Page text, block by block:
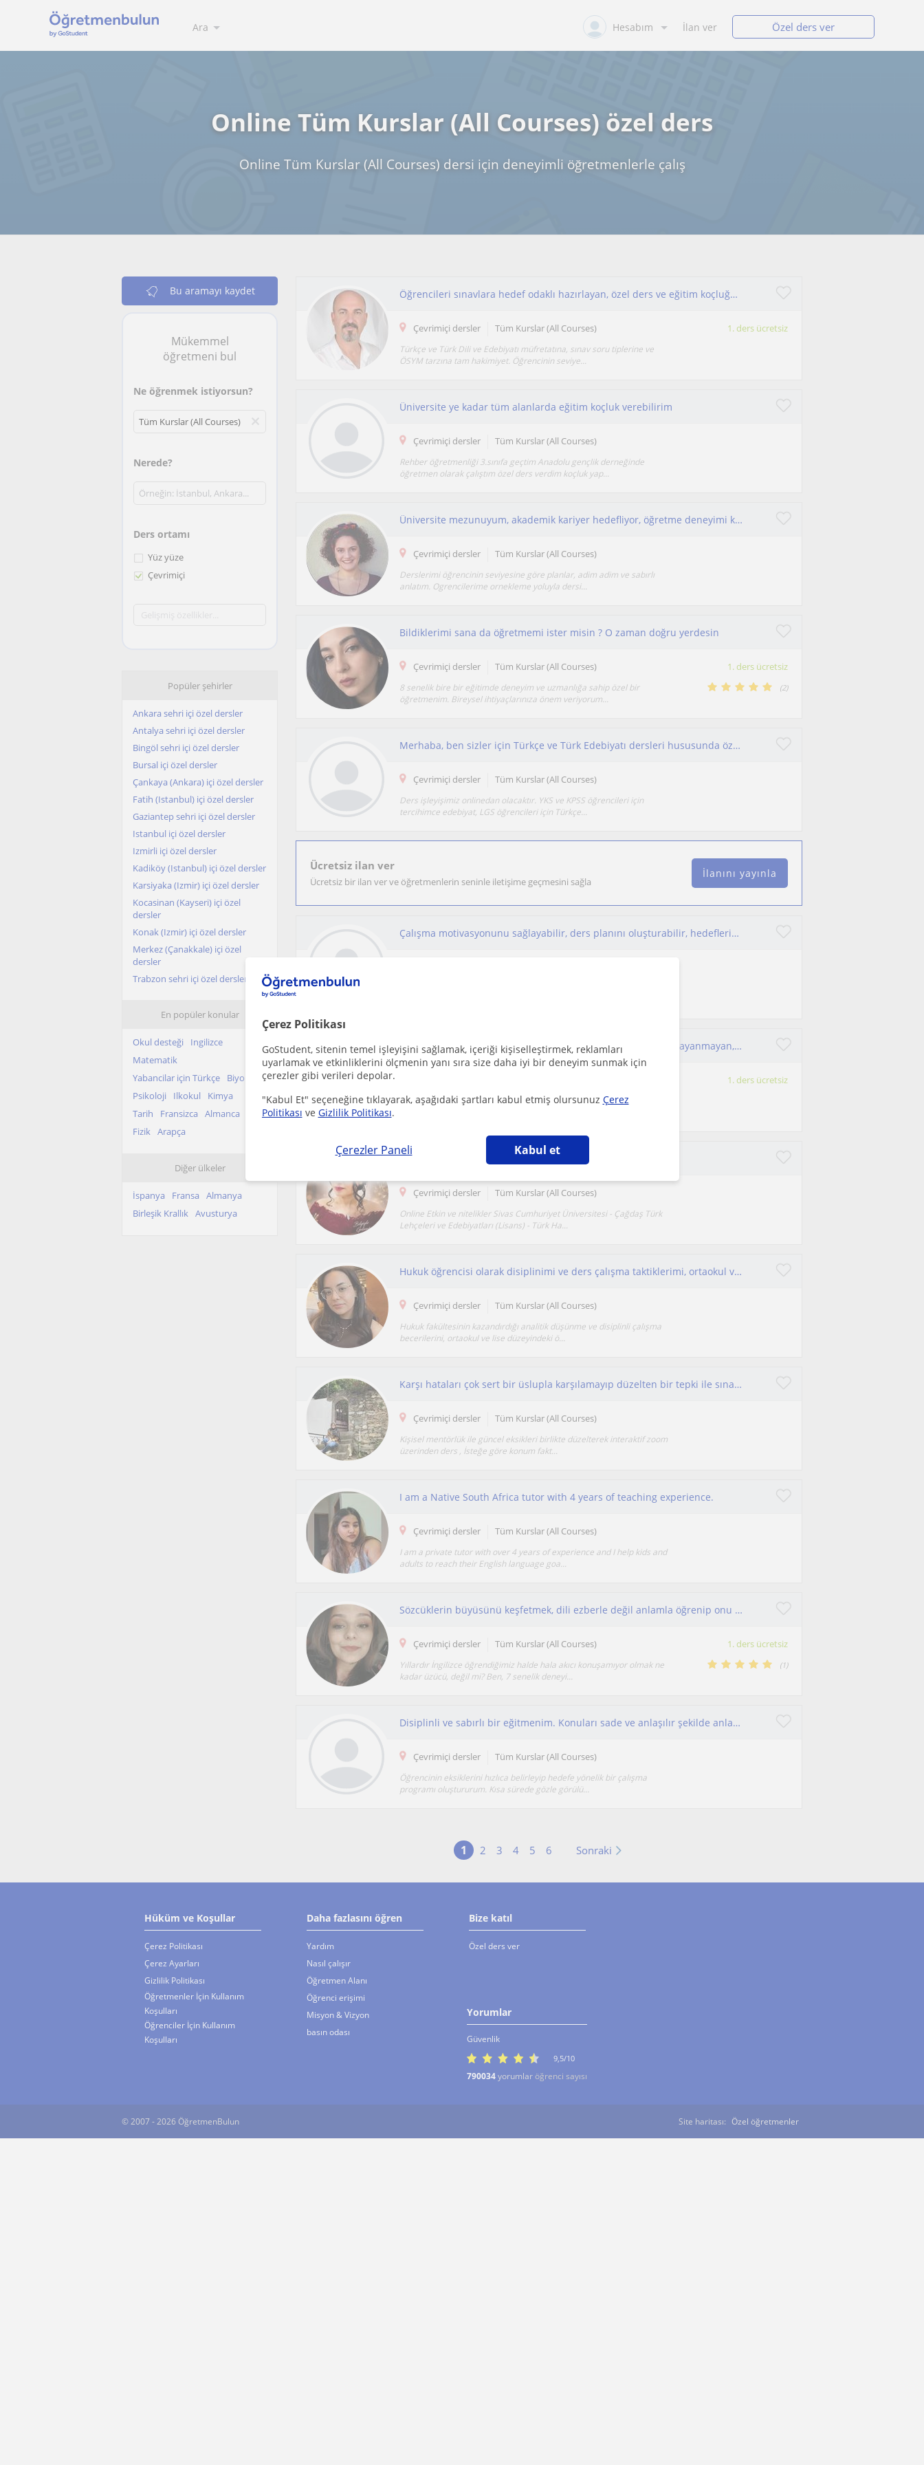
Çerez Politikası
GoStudent, sitenin temel işleyişini sağlamak, içeriği kişiselleştirmek, reklamları
uyarlamak ve etkinliklerini ölçmenin yanı sıra size daha iyi bir deneyim sunmak için
çerezler gibi verileri depolar.
"Kabul Et" seçeneğine tıklayarak, aşağıdaki şartları kabul etmiş olursunuz Çerez
Politikası ve Gizlilik Politikası.
Çerezler Paneli Kabul et
Ara Hesabım İlan ver Özel ders ver
Online Tüm Kurslar (All Courses) özel ders
Online Tüm Kurslar (All Courses) dersi için deneyimli öğretmenlerle çalış
Bu aramayı kaydet
Mükemmel
öğretmeni bul
Ne öğrenmek istiyorsun?
Nerede?
Ders ortamı
Yüz yüze
Çevrimiçi
Popüler şehirler
Ankara sehri içi özel dersler
Antalya sehri içi özel dersler
Bingöl sehri içi özel dersler
Bursal içi özel dersler
Çankaya (Ankara) içi özel dersler
Fatih (Istanbul) içi özel dersler
Gaziantep sehri içi özel dersler
Istanbul içi özel dersler
Izmirli içi özel dersler
Kadiköy (Istanbul) içi özel dersler
Karsiyaka (Izmir) içi özel dersler
Kocasinan (Kayseri) içi özel
dersler
Konak (Izmir) içi özel dersler
Merkez (Çanakkale) içi özel
dersler
Trabzon sehri içi özel dersler
En popüler konular
Okul desteği
Ingilizce
Matematik
Yabancilar için Türkçe
Biyoloji
Psikoloji
Ilkokul
Kimya
Tarih
Fransizca
Almanca
Fizik Arapça
Diğer ülkeler
İspanya Fransa
Almanya
Birleşik Krallık Avusturya
Öğrencileri sınavlara hedef odaklı hazırlayan, özel ders ve eğitim koçluğu sunan Türkçe - edebiyat öğretmeniyim.
Çevrimiçi dersler Tüm Kurslar (All Courses) 1. ders ücretsiz
Türkçe ve Türk Dili ve Edebiyatı müfretatına, sınav soru tiplerine ve
ÖSYM tarzına tam hakimiyet. Öğrencinin seviye...
Üniversite ye kadar tüm alanlarda eğitim koçluk verebilirim
Çevrimiçi dersler Tüm Kurslar (All Courses)
Rehber öğretmenliği 3.sınıfa geçtim Anadolu gençlik derneğinde
öğretmen olarak çalıştım özel ders verdim koçluk yap...
Üniversite mezunuyum, akademik kariyer hedefliyor, öğretme deneyimi kazanırken öğrencilerimin gelişimine katkı sağlamayı amaçlıyor
Çevrimiçi dersler Tüm Kurslar (All Courses)
Derslerimi öğrencinin seviyesine göre planlar, adim adim ve sabırlı
anlatım. Ogrencilerime ornekleme yoluyla dersi...
Bildiklerimi sana da öğretmemi ister misin ? O zaman doğru yerdesin
Çevrimiçi dersler Tüm Kurslar (All Courses) 1. ders ücretsiz
8 senelik bire bir eğitimde deneyim ve uzmanlığa sahip özel bir
öğretmenim. Bireysel ihtiyaçlarınıza önem veriyorum...
(2)
Merhaba, ben sizler için Türkçe ve Türk Edebiyatı dersleri hususunda özel ders verebilirim
Çevrimiçi dersler Tüm Kurslar (All Courses)
Ders işleyişimiz onlinedan olacaktır. YKS ve KPSS öğrencileri için
tercihimce edebiyat, LGS öğrencileri için Türkçe...
Ücretsiz ilan ver
Ücretsiz bir ilan ver ve öğretmenlerin seninle iletişime geçmesini sağla
İlanını yayınla
Çalışma motivasyonunu sağlayabilir, ders planını oluşturabilir, hedeflerini belirleyebilir ve takip edebilirim!
Merhaba! Ben Türk Dili ve Edebiyatı Öğretmeniyim. Ezbere dayanmayan, eğlenceli geçen derslerde buluşmak üzere.
1. ders ücretsiz
Her öğrencinin bireysel potansiyelini keşfederek kalıcı hale getirmeyi
1. Sınıftan üniversite son sınıfa kadar ders verebilirim onile
Çevrimiçi dersler Tüm Kurslar (All Courses)
Online Etkin ve nitelikler Sivas Cumhuriyet Üniversitesi - Çağdaş Türk
Lehçeleri ve Edebiyatları (Lisans) - Türk Ha...
Hukuk öğrencisi olarak disiplinimi ve ders çalışma taktiklerimi, ortaokul ve lise düzeyindeki arkadaşlarımla paylaşmak istiyorum.
Çevrimiçi dersler Tüm Kurslar (All Courses)
Hukuk fakültesinin kazandırdığı analitik düşünme ve disiplinli çalışma
becerilerini, ortaokul ve lise düzeyindeki ö...
Karşı hataları çok sert bir üslupla karşılamayıp düzelten bir tepki ile sınav sürecinde güncel destek sağlamak
Çevrimiçi dersler Tüm Kurslar (All Courses)
Kişisel mentörlük ile güncel eksikleri birlikte düzelterek interaktif zoom
üzerinden ders , İsteğe göre konum fakt...
I am a Native South Africa tutor with 4 years of teaching experience.
Çevrimiçi dersler Tüm Kurslar (All Courses)
I am a private tutor with over 4 years of experience and I help kids and
adults to reach their English language goa...
Sözcüklerin büyüsünü keşfetmek, dili ezberle değil anlamla öğrenip onu bir ifadeye dönüştürmek isteyenlere özel İngilizce dersleri
Çevrimiçi dersler Tüm Kurslar (All Courses) 1. ders ücretsiz
Yıllardır İngilizce öğrendiğimiz halde hala akıcı konuşamıyor olmak ne
kadar üzücü, değil mi? Ben, 7 senelik deneyi...
(1)
Disiplinli ve sabırlı bir eğitmenim. Konuları sade ve anlaşılır şekilde anlatırım.
Çevrimiçi dersler Tüm Kurslar (All Courses)
Öğrencinin eksiklerini hızlıca belirleyip hedefe yönelik bir çalışma
programı oluştururum. Kısa sürede gözle görülü...
1 2 3 4 5 6 Sonraki
Hüküm ve Koşullar
Çerez Politikası
Çerez Ayarları
Gizlilik Politikası
Öğretmenler İçin Kullanım
Koşulları
Öğrenciler İçin Kullanım
Koşulları
Daha fazlasını öğren
Yardım
Nasıl çalışır
Öğretmen Alanı
Öğrenci erişimi
Misyon & Vizyon
basın odası
Bize katıl
Özel ders ver
Yorumlar
Güvenlik
9,5/10
790034yorumlar öğrenci sayısı
© 2007 - 2026 ÖğretmenBulun Site haritası: Özel öğretmenler